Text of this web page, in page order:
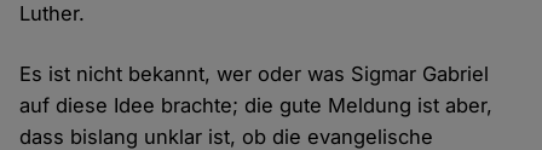
Luther.
Es ist nicht bekannt, wer oder was Sigmar Gabriel
auf diese Idee brachte; die gute Meldung ist aber,
dass bislang unklar ist, ob die evangelische